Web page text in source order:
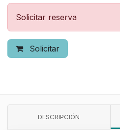
Solicitar reserva
Solicitar
DESCRIPCIÓN